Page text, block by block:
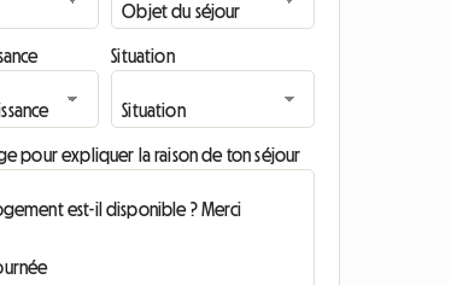
Situation
pour expliquer la raison de ton séjour